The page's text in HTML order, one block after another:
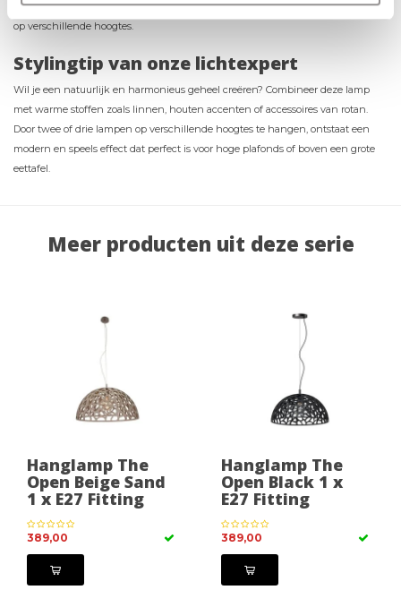
✔ Speels effect mogelijk- Hang meerdere lampen naast of boven elkaar
op verschillende hoogtes.
Stylingtip van onze lichtexpert
Wil je een natuurlijk en harmonieus geheel creëren? Combineer deze lamp
met warme stoffen zoals linnen, houten accenten of accessoires van rotan.
Door twee of drie lampen op verschillende hoogtes te hangen, ontstaat een
modern en speels effect dat perfect is voor hoge plafonds of boven een grote
eettafel.
Meer producten uit deze serie
Hanglamp The
Open Beige Sand
1 x E27 Fitting
389,00
Hanglamp The
Open Black 1 x
E27 Fitting
389,00